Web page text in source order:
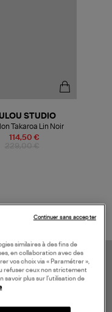
114,50 €
STUDIO
Takaroa Lin Noir
similaires à des fins de
en collaboration avec des
vos choix via « Paramétrer »,
refuser ceux non strictement
savoir plus sur l’utilisation de
Continuer sans accepter